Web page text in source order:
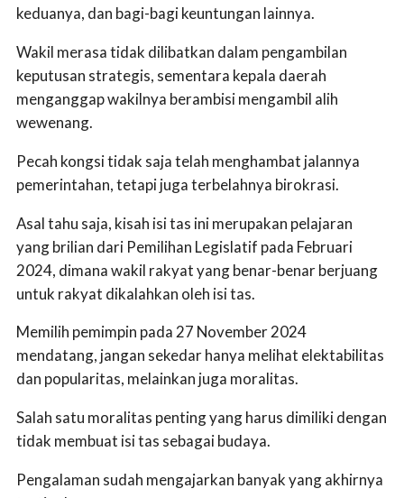
keduanya, dan bagi-bagi keuntungan lainnya.
Wakil merasa tidak dilibatkan dalam pengambilan
keputusan strategis, sementara kepala daerah
menganggap wakilnya berambisi mengambil alih
wewenang.
Pecah kongsi tidak saja telah menghambat jalannya
pemerintahan, tetapi juga terbelahnya birokrasi.
Asal tahu saja, kisah isi tas ini merupakan pelajaran
yang brilian dari Pemilihan Legislatif pada Februari
2024, dimana wakil rakyat yang benar-benar berjuang
untuk rakyat dikalahkan oleh isi tas.
Memilih pemimpin pada 27 November 2024
mendatang, jangan sekedar hanya melihat elektabilitas
dan popularitas, melainkan juga moralitas.
Salah satu moralitas penting yang harus dimiliki dengan
tidak membuat isi tas sebagai budaya.
Pengalaman sudah mengajarkan banyak yang akhirnya